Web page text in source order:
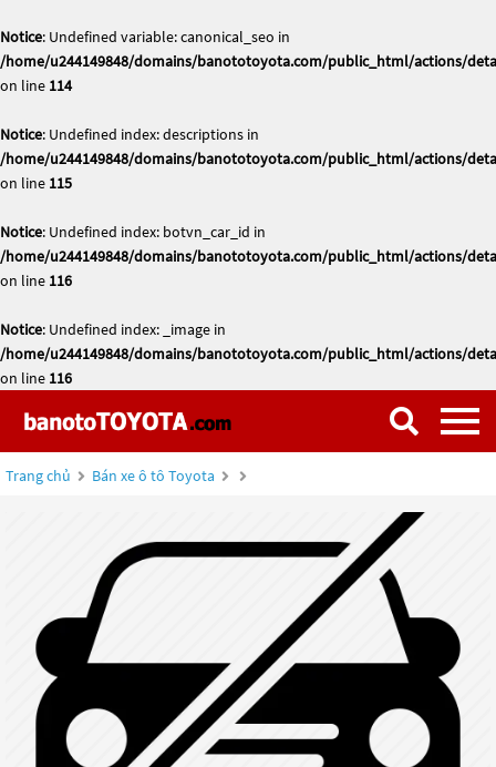
Notice: Undefined variable: canonical_seo in
/home/u244149848/domains/banototoyota.com/public_html/actions/
on line 114
Notice: Undefined index: descriptions in
/home/u244149848/domains/banototoyota.com/public_html/actions/
on line 115
Notice: Undefined index: botvn_car_id in
/home/u244149848/domains/banototoyota.com/public_html/actions/
on line 116
Notice: Undefined index: _image in
/home/u244149848/domains/banototoyota.com/public_html/actions/
on line 116
Trang chủ Bán xe ô tô Toyota